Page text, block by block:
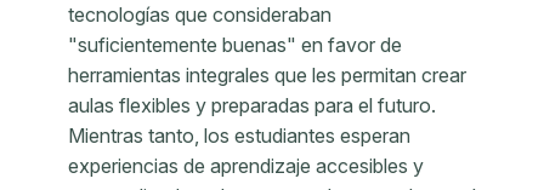
tecnologías que consideraban
"suficientemente buenas" en favor de
herramientas integrales que les permitan crear
aulas flexibles y preparadas para el futuro.
Mientras tanto, los estudiantes esperan
experiencias de aprendizaje accesibles y